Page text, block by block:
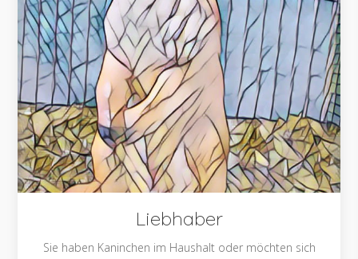
Liebhaber
Sie haben Kaninchen im Haushalt oder möchten sich